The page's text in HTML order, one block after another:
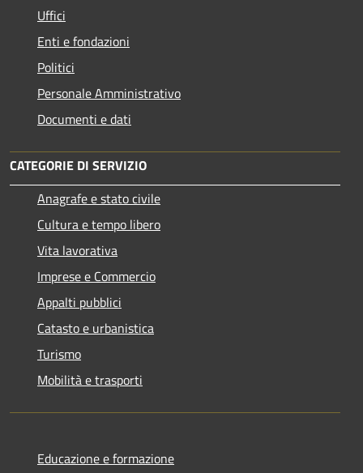
Uffici
Enti e fondazioni
Politici
Personale Amministrativo
Documenti e dati
CATEGORIE DI SERVIZIO
Anagrafe e stato civile
Cultura e tempo libero
Vita lavorativa
Imprese e Commercio
Appalti pubblici
Catasto e urbanistica
Turismo
Mobilità e trasporti
Educazione e formazione